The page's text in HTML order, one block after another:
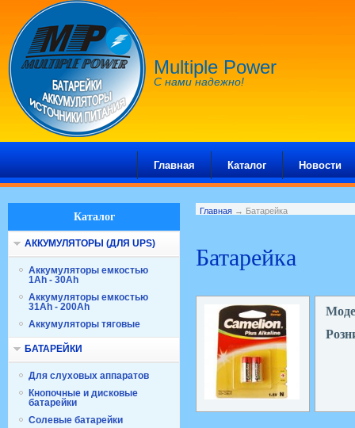
Multiple Power
С нами надежно!
Главная Каталог Новости
Каталог
АККУМУЛЯТОРЫ (ДЛЯ UPS)
Аккумуляторы емкостью
1Ah - 30Ah
Аккумуляторы емкостью
31Ah - 200Ah
Аккумуляторы тяговые
БАТАРЕЙКИ
Для слуховых аппаратов
Кнопочные и дисковые
батарейки
Солевые батарейки
Главная → Батарейка
Батарейка